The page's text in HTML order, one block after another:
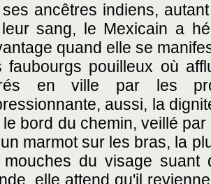
ancêtres indiens,
sang, le Mexicain a
quand elle se
faubourgs pouilleux où
en ville par les
aussi, la
bord du chemin, veillé
un marmot sur les bras, la
mouches du visage
elle attend qu'il